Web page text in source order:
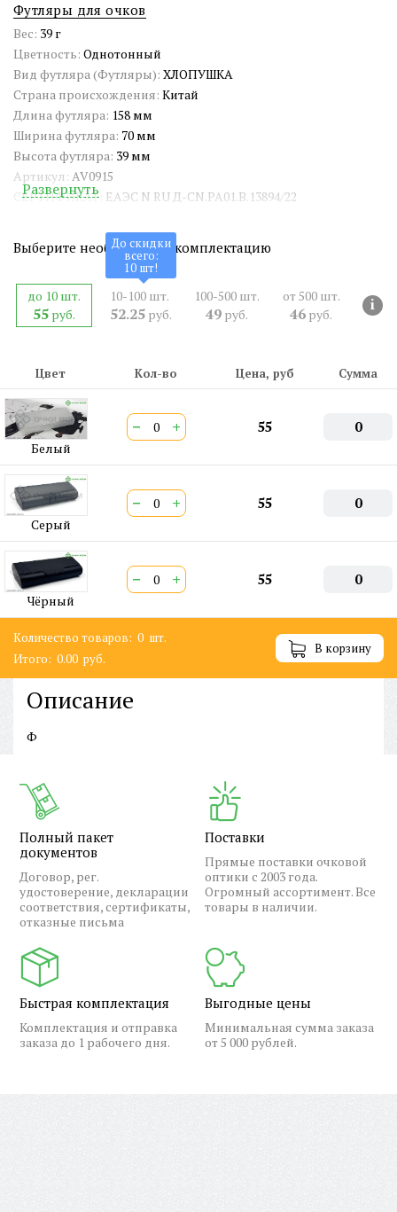
Футляры для очков
Вес: 39 г
Цветность: Однотонный
Вид футляра (Футляры): ХЛОПУШКА
Страна происхождения: Китай
Длина футляра: 158 мм
Ширина футляра: 70 мм
Высота футляра: 39 мм
Артикул: AV0915
СЕРТИФИКАТ: ЕАЭС N RU Д-CN.РА01.В.13894/22
Развернуть
Выберите необходимую комплектацию
до 10 шт.
55руб.
10-100 шт.
52.25 руб.
До скидки
всего:
10 шт!
100-500 шт.
49 руб.
от 500 шт.
46 руб.
i
Цвет Кол-во Цена, руб Сумма
Белый
− + 55 0
Серый
− + 55 0
Чёрный
− + 55 0
Количество товаров: 0 шт.
Итого: 0.00 руб.
В корзину
Описание
Ф
Полный пакет
документов
Договор, рег.
удостоверение, декларации
соответствия, сертификаты,
отказные письма
Поставки
Прямые поставки очковой
оптики с 2003 года.
Огромный ассортимент. Все
товары в наличии.
Быстрая комплектация
Комплектация и отправка
заказа до 1 рабочего дня.
Выгодные цены
Минимальная сумма заказа
от 5 000 рублей.